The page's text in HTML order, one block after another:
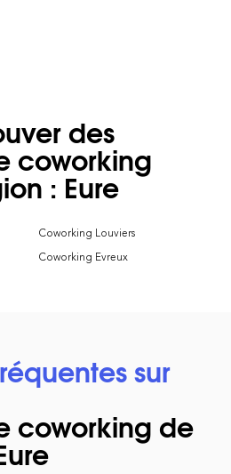
coworking
: Eure
Coworking Louviers
Coworking Evreux
sur
coworking de